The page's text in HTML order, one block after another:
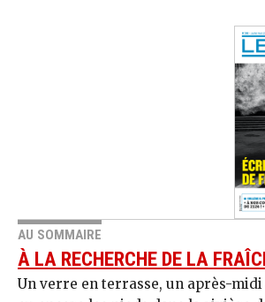
AU SOMMAIRE
À LA RECHERCHE DE LA
Un verre en terrasse, un après-